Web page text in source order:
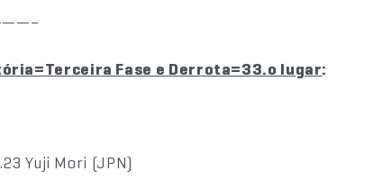
Vitória=Terceira Fase e Derrota=33.o lugar:
Yuji Mori (JPN)